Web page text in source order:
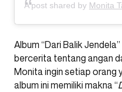
A post shared by Monita
Album “Dari Balik
bercerita tentang angan
Monita ingin setiap orang
album ini memiliki makna “